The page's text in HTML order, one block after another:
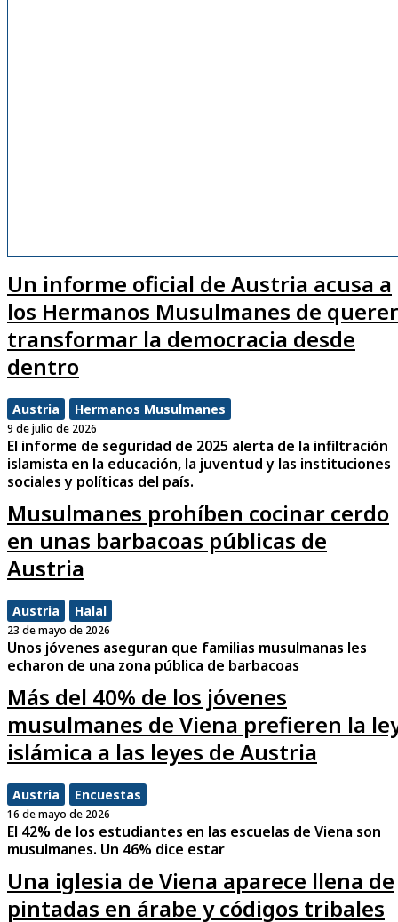
Un informe oficial de Austria acusa a
los Hermanos Musulmanes de querer
transformar la democracia desde
dentro
Austria Hermanos Musulmanes
9 de julio de 2026
El informe de seguridad de 2025 alerta de la infiltración
islamista en la educación, la juventud y las instituciones
sociales y políticas del país.
Musulmanes prohíben cocinar cerdo
en unas barbacoas públicas de
Austria
Austria Halal
23 de mayo de 2026
Unos jóvenes aseguran que familias musulmanas les
echaron de una zona pública de barbacoas
Más del 40% de los jóvenes
musulmanes de Viena prefieren la
islámica a las leyes de Austria
Austria Encuestas
16 de mayo de 2026
El 42% de los estudiantes en las escuelas de Viena son
musulmanes. Un 46% dice estar
Una iglesia de Viena aparece llena de
pintadas en árabe y códigos tribales